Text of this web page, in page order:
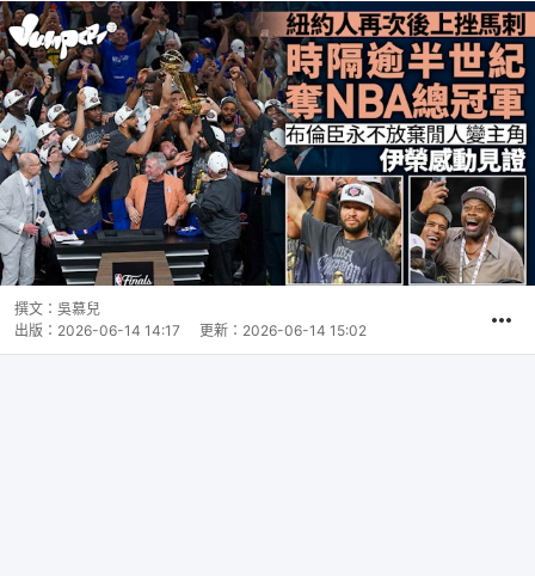
撰文： 吳慕兒
出版： 2026-06-14 14:17 更新： 2026-06-14 15:02